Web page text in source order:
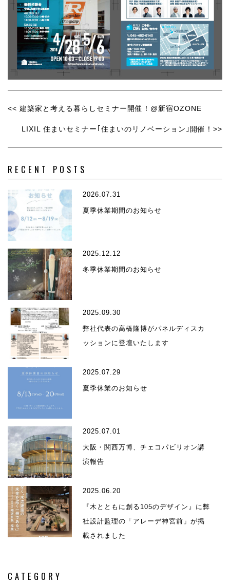
<< 建築家と考える暮らしセミナー開催！@新宿OZONE
LIXIL 住まいセミナー｢住まいのリノベーション｣開催！>>
RECENT POSTS
2026.07.31
夏季休業期間のお知らせ
2025.12.12
冬季休業期間のお知らせ
2025.09.30
弊社代表の高橋隆博がパネルディスカ
ッションに登壇いたします
2025.07.29
夏季休業のお知らせ
2025.07.01
大阪・関西万博、チェコパビリオン講
演報告
2025.06.20
『木とともに創る105のデザイン』に弊
社設計監理の「アレーデ神宮前」が掲
載されました
CATEGORY